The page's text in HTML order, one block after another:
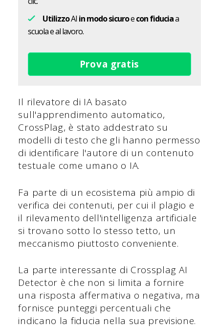
UtilizzoAI in modo sicuroecon fiduciaa
scuola e al lavoro.
Prova gratis
Il rilevatore di IA basato
sull'apprendimento automatico,
CrossPlag, è stato addestrato su
modelli di testo che gli hanno permesso
di identificare l'autore di un contenuto
testuale come umano o IA.
Fa parte di un ecosistema più ampio di
verifica dei contenuti, per cui il plagio e
il rilevamento dell'intelligenza artificiale
si trovano sotto lo stesso tetto, un
meccanismo piuttosto conveniente.
La parte interessante di Crossplag AI
Detector è che non si limita a fornire
una risposta affermativa o negativa, ma
fornisce punteggi percentuali che
indicano la fiducia nella sua previsione.